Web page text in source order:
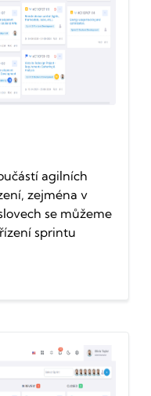
agilních
zejména v
se můžeme
sprintu